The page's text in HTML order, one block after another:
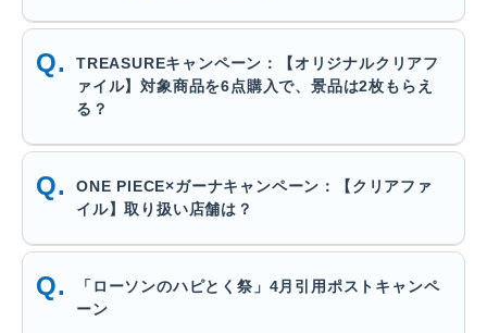
TREASUREキャンペーン：【オリジナルクリアフ
ァイル】対象商品を6点購入で、景品は2枚もらえ
る？
ONE PIECE×ガーナキャンペーン：【クリアファ
イル】取り扱い店舗は？
「ローソンのハピとく祭」4月引用ポストキャンペ
ーン